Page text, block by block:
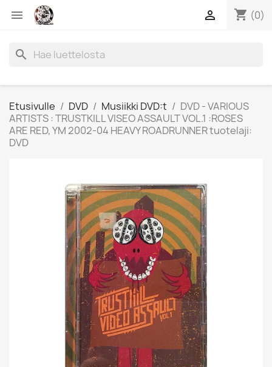
 shopping_cart (0)

search
Etusivulle DVD Musiikki DVD:t
DVD - VARIOUS
ARTISTS : TRUSTKILL VISEO ASSAULT VOL.1 :ROSES
ARE RED, YM 2002-04 HEAVY ROADRUNNER tuotelaji:
DVD